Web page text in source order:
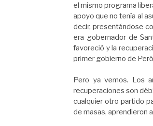
el mismo programa
apoyo que no tenía al
decir, presentándose
era gobernador de
favoreció y la
primer gobierno de
Pero ya vemos. Los
recuperaciones son
cualquier otro partido
de masas, aprendieron